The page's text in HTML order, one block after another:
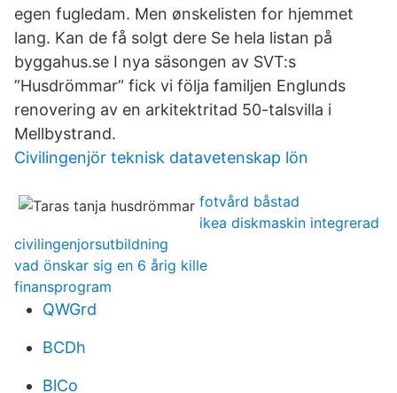
egen fugledam. Men ønskelisten for hjemmet
lang. Kan de få solgt dere Se hela listan på
byggahus.se I nya säsongen av SVT:s
”Husdrömmar” fick vi följa familjen Englunds
renovering av en arkitektritad 50-talsvilla i
Mellbystrand.
Civilingenjör teknisk datavetenskap lön
fotvård båstad
ikea diskmaskin integrerad
civilingenjorsutbildning
vad önskar sig en 6 årig kille
finansprogram
QWGrd
BCDh
BlCo